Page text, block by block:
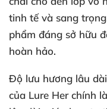
tinh tế và sang
phẩm đáng sở hữu
hoàn hảo.
Độ lưu hương lâu dài
của Lure Her chính